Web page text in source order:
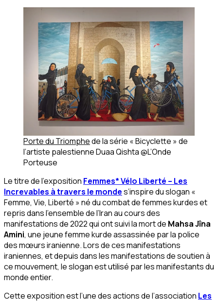
Porte du Triomphede la série « Bicyclette » de
l’artiste palestienne Duaa Qishta@L’Onde
Porteuse
Le titre de l’exposition Femmes* Vélo Liberté – Les
Increvables à travers le mondes’inspire du slogan «
Femme, Vie, Liberté » né du combat de femmes kurdes et
repris dans l’ensemble de l’Iran au cours des
manifestations de 2022 qui ont suivi la mort de Mahsa Jîna
Amini, une jeune femme kurde assassinée par la police
des mœurs iranienne. Lors de ces manifestations
iraniennes, et depuis dans les manifestations de soutien à
ce mouvement, le slogan est utilisé par les manifestants du
monde entier.
Cette exposition est l’une des actions de l’association Les